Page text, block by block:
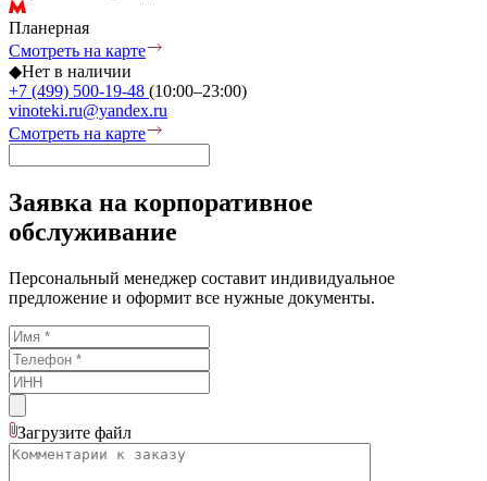
Планерная
Смотреть на карте
◆Нет в наличии
+7 (499) 500-19-48 (10:00–23:00)
vinoteki.ru@yandex.ru
Смотреть на карте
Заявка на корпоративное
обслуживание
Персональный менеджер составит индивидуальное
предложение и оформит все нужные документы.
Загрузите файл